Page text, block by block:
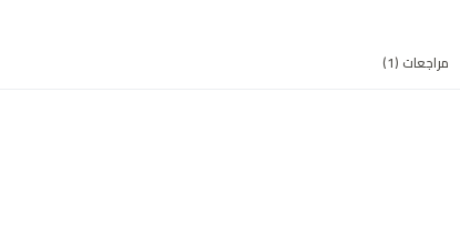
مراجعات (1)